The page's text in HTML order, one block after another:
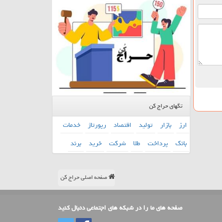
تگهای حراج کن
ارز بازار تولید اقتصاد رپورتاژ خدمات
بانك پرداخت طلا شركت خرید برند
صفحه اصلی حراج کن
صفحه های ما را در شبکه های اجتماعی دنبال کنید